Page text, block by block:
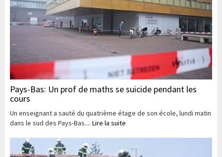
Pays-Bas: Un prof de maths se suicide pendant les
cours
Un enseignant a sauté du quatrième étage de son école, lundi matin
dans le sud des Pays-Bas.... Lire la suite